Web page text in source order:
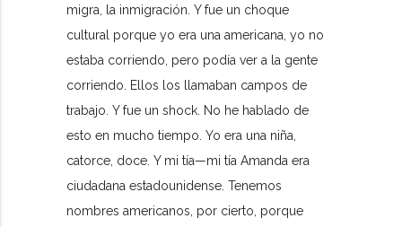
migra, la inmigración. Y fue un choque
cultural porque yo era una americana, yo no
estaba corriendo, pero podía ver a la gente
corriendo. Ellos los llamaban campos de
trabajo. Y fue un shock. No he hablado de
esto en mucho tiempo. Yo era una niña,
catorce, doce. Y mi tía—mi tía Amanda era
ciudadana estadounidense. Tenemos
nombres americanos, por cierto, porque